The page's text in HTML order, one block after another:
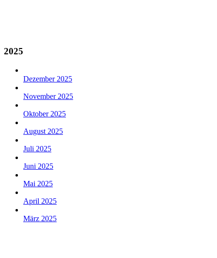
2025
Dezember 2025
November 2025
Oktober 2025
August 2025
Juli 2025
Juni 2025
Mai 2025
April 2025
März 2025